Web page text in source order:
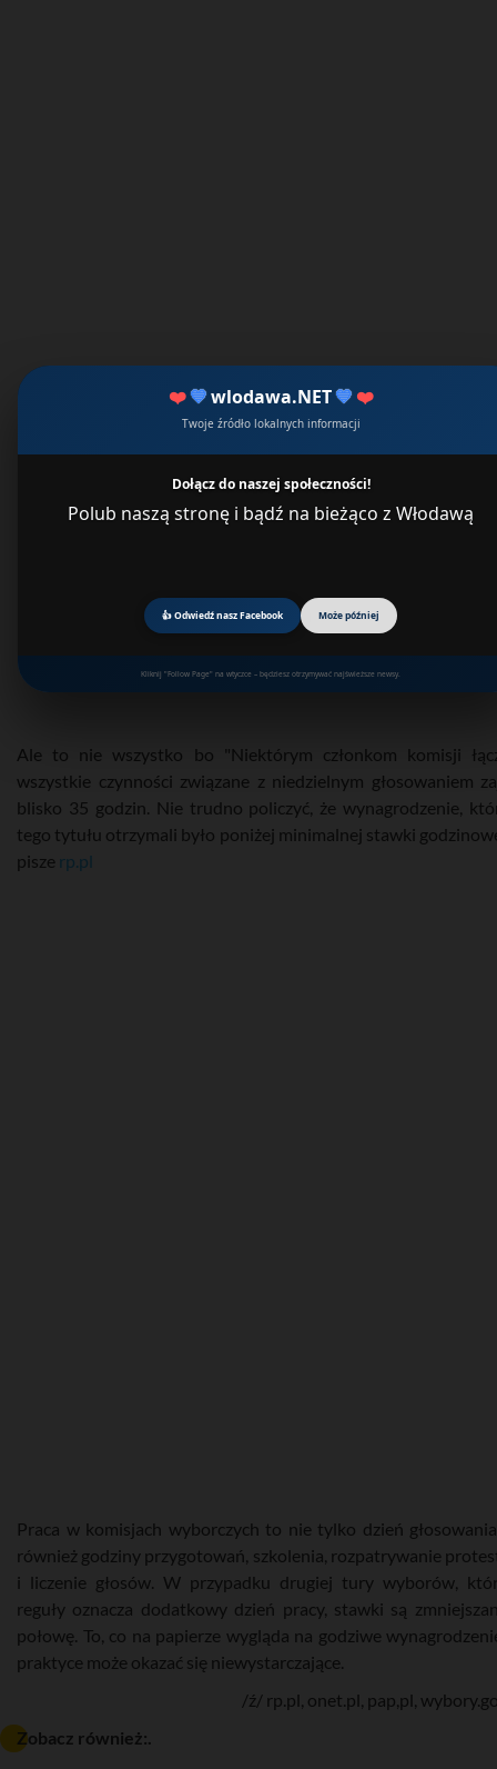
❤️ 💙wlodawa.NET 💙❤️
Twoje źródło lokalnych informacji
Dołącz do naszej społeczności!
Polub naszą stronę i bądź na bieżąco z Włodawą
👍 Odwiedź nasz Facebook Może później
Kliknij "Follow Page" na wtyczce – będziesz otrzymywać najświeższe newsy.
Ale to nie wszystko bo "Niektórym członkom komisji
wszystkie czynności związane z niedzielnym głosowaniem
blisko 35 godzin. Nie trudno policzyć, że wynagrodzenie,
tego tytułu otrzymali było poniżej minimalnej stawki
pisze rp.pl
Praca w komisjach wyborczych to nie tylko dzień
również godziny przygotowań, szkolenia, rozpatrywanie
i liczenie głosów. W przypadku drugiej tury wyborów,
reguły oznacza dodatkowy dzień pracy, stawki są
połowę. To, co na papierze wygląda na godziwe
praktyce może okazać się niewystarczające.
/ź/ rp.pl, onet.pl, pap,pl,
Zobacz również:.